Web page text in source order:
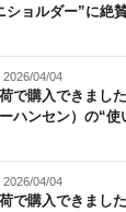
ショルダー”に絶
2026/04/04
荷で購入できまし
ーハンセン）の“
2026/04/04
荷で購入できまし